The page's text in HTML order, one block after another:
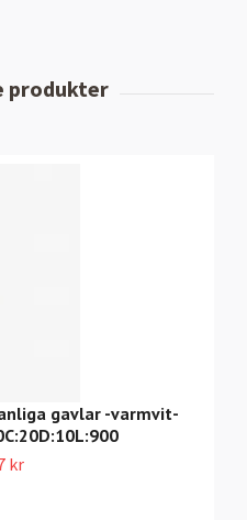
gavlar -varmvit-
kr